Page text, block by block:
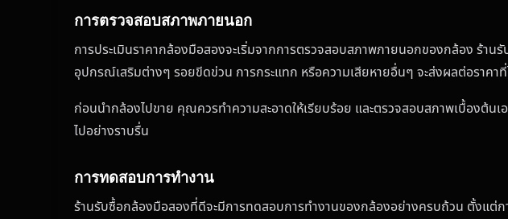
การตรวจสอบสภาพภายนอก
การประเมินราคากล้องมือสองจะเริ่มจากการตรวจสอบสภาพภายนอกของกล้อง ร้
อุปกรณ์เสริมต่างๆ รอยขีดข่วน การกระแทก หรือความเสียหายอื่นๆ จะส่งผลต่อราคา
ก่อนนำกล้องไปขาย คุณควรทำความสะอาดให้เรียบร้อย และตรวจสอบสภาพเบื้องต้น
ไปอย่างราบรื่น
การทดสอบการทำงาน
ร้านรับซื้อกล้องมือสองที่ดีจะมีการทดสอบการทำงานของกล้องอย่างครบถ้วน ตั้งแต่